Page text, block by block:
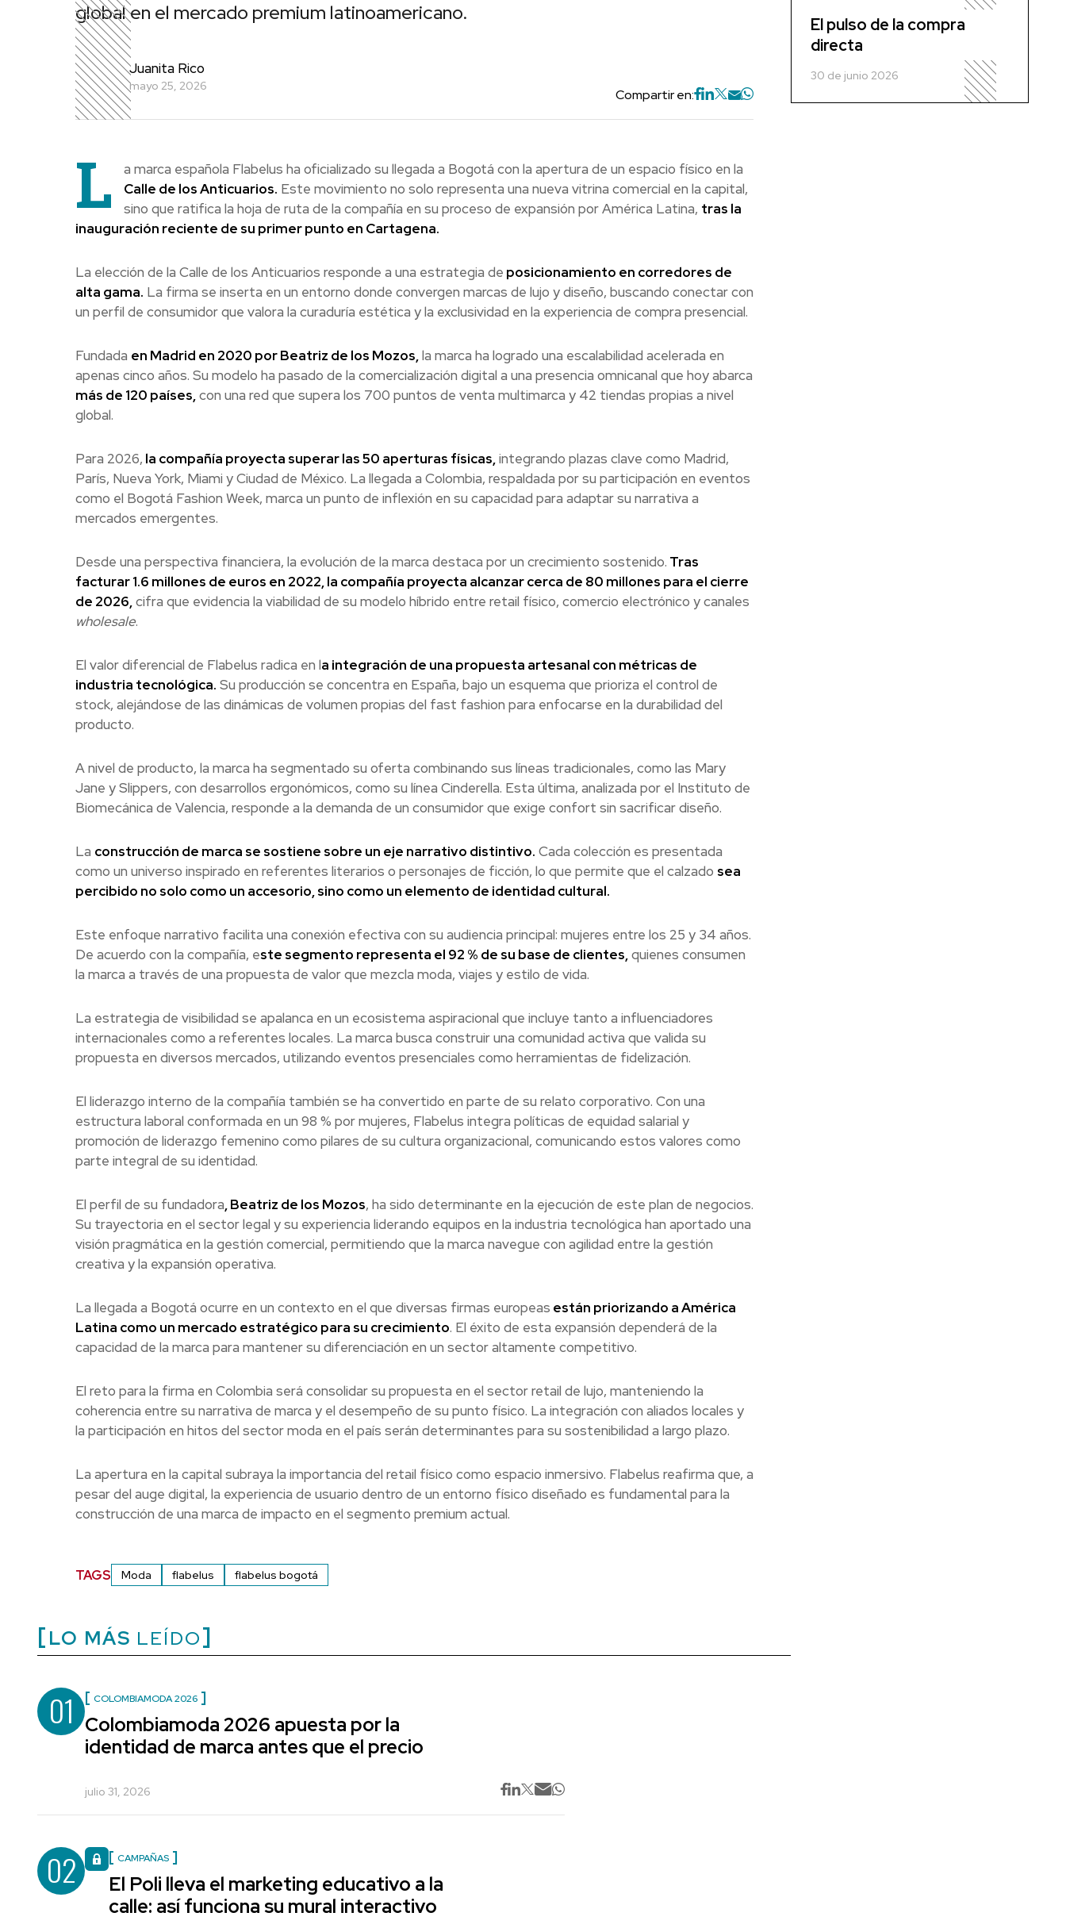
global en el mercado premium latinoamericano.
Juanita Rico
mayo 25, 2026
Compartir en:
L
a marca española Flabelus ha oficializado su llegada a Bogotá con la apertura de un espacio físico en la
Calle de los Anticuarios. Este movimiento no solo representa una nueva vitrina comercial en la capital,
sino que ratifica la hoja de ruta de la compañía en su proceso de expansión por América Latina, tras la
inauguración reciente de su primer punto en Cartagena.
La elección de la Calle de los Anticuarios responde a una estrategia de posicionamiento en corredores de
alta gama. La firma se inserta en un entorno donde convergen marcas de lujo y diseño, buscando conectar con
un perfil de consumidor que valora la curaduría estética y la exclusividad en la experiencia de compra presencial.
Fundada en Madrid en 2020 por Beatriz de los Mozos,la marca ha logrado una escalabilidad acelerada en
apenas cinco años. Su modelo ha pasado de la comercialización digital a una presencia omnicanal que hoy abarca
más de 120 países,con una red que supera los 700 puntos de venta multimarca y 42 tiendas propias a nivel
global.
Para 2026, la compañía proyecta superar las 50 aperturas físicas,integrando plazas clave como Madrid,
París, Nueva York, Miami y Ciudad de México. La llegada a Colombia, respaldada por su participación en eventos
como el Bogotá Fashion Week, marca un punto de inflexión en su capacidad para adaptar su narrativa a
mercados emergentes.
Desde una perspectiva financiera, la evolución de la marca destaca por un crecimiento sostenido. Tras
facturar 1.6 millones de euros en 2022, la compañía proyecta alcanzar cerca de 80 millones para el cierre
de 2026,cifra que evidencia la viabilidad de su modelo híbrido entre retail físico, comercio electrónico y canales
wholesale.
El valor diferencial de Flabelus radica en la integración de una propuesta artesanal con métricas de
industria tecnológica. Su producción se concentra en España, bajo un esquema que prioriza el control de
stock, alejándose de las dinámicas de volumen propias del fast fashion para enfocarse en la durabilidad del
producto.
A nivel de producto, la marca ha segmentado su oferta combinando sus líneas tradicionales, como las Mary
Jane y Slippers, con desarrollos ergonómicos, como su línea Cinderella. Esta última, analizada por el Instituto de
Biomecánica de Valencia, responde a la demanda de un consumidor que exige confort sin sacrificar diseño.
La construcción de marca se sostiene sobre un eje narrativo distintivo. Cada colección es presentada
como un universo inspirado en referentes literarios o personajes de ficción, lo que permite que el calzado sea
percibido no solo como un accesorio, sino como un elemento de identidad cultural.
Este enfoque narrativo facilita una conexión efectiva con su audiencia principal: mujeres entre los 25 y 34 años.
De acuerdo con la compañía, este segmento representa el 92 % de su base de clientes,quienes consumen
la marca a través de una propuesta de valor que mezcla moda, viajes y estilo de vida.
La estrategia de visibilidad se apalanca en un ecosistema aspiracional que incluye tanto a influenciadores
internacionales como a referentes locales. La marca busca construir una comunidad activa que valida su
propuesta en diversos mercados, utilizando eventos presenciales como herramientas de fidelización.
El liderazgo interno de la compañía también se ha convertido en parte de su relato corporativo. Con una
estructura laboral conformada en un 98 % por mujeres, Flabelus integra políticas de equidad salarial y
promoción de liderazgo femenino como pilares de su cultura organizacional, comunicando estos valores como
parte integral de su identidad.
El perfil de su fundadora, Beatriz de los Mozos, ha sido determinante en la ejecución de este plan de negocios.
Su trayectoria en el sector legal y su experiencia liderando equipos en la industria tecnológica han aportado una
visión pragmática en la gestión comercial, permitiendo que la marca navegue con agilidad entre la gestión
creativa y la expansión operativa.
La llegada a Bogotá ocurre en un contexto en el que diversas firmas europeas están priorizando a América
Latina como un mercado estratégico para su crecimiento. El éxito de esta expansión dependerá de la
capacidad de la marca para mantener su diferenciación en un sector altamente competitivo.
El reto para la firma en Colombia será consolidar su propuesta en el sector retail de lujo, manteniendo la
coherencia entre su narrativa de marca y el desempeño de su punto físico. La integración con aliados locales y
la participación en hitos del sector moda en el país serán determinantes para su sostenibilidad a largo plazo.
La apertura en la capital subraya la importancia del retail físico como espacio inmersivo. Flabelus reafirma que, a
pesar del auge digital, la experiencia de usuario dentro de un entorno físico diseñado es fundamental para la
construcción de una marca de impacto en el segmento premium actual.
TAGS Moda flabelus flabelus bogotá
LO MÁS LEÍDO
01 COLOMBIAMODA 2026
Colombiamoda 2026 apuesta por la
identidad de marca antes que el precio
julio 31, 2026
02 CAMPAÑAS
El Poli lleva el marketing educativo a la
calle: así funciona su mural interactivo
El pulso de la compra
directa
30 de junio 2026